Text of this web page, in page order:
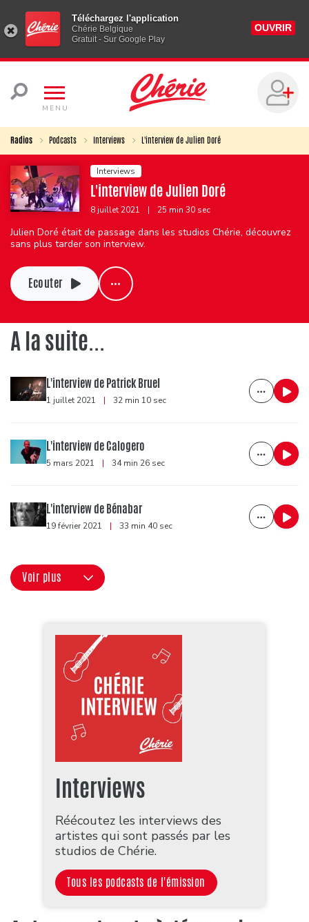
Téléchargez l'application
Chérie Belgique
Gratuit - Sur Google Play
OUVRIR
MENU
Radios Podcasts Interviews L'interview de Julien Doré
Interviews
L'interview de Julien Doré
8 juillet 2021 | 25 min 30 sec
Julien Doré était de passage dans les studios Chérie, découvrez
sans plus tarder son interview.
Ecouter
A la suite...
L'interview de Patrick Bruel
1 juillet 2021 | 32 min 10 sec
L'interview de Calogero
5 mars 2021 | 34 min 26 sec
L'interview de Bénabar
19 février 2021 | 33 min 40 sec
Voir plus
Interviews
Réécoutez les interviews des
artistes qui sont passés par les
studios de Chérie.
Tous les podcasts de l'émission